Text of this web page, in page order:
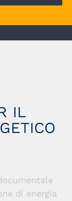
IL
di energia